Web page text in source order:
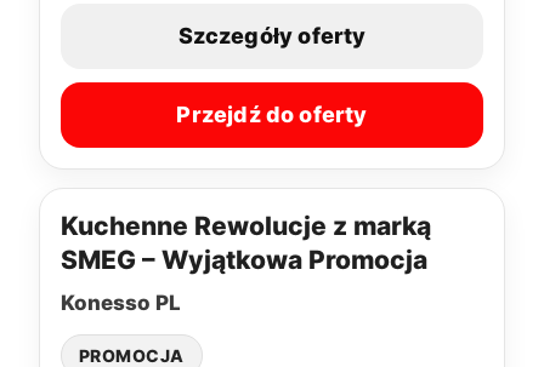
Szczegóły oferty
Przejdź do oferty
Kuchenne Rewolucje z marką
SMEG – Wyjątkowa Promocja
Konesso PL
PROMOCJA